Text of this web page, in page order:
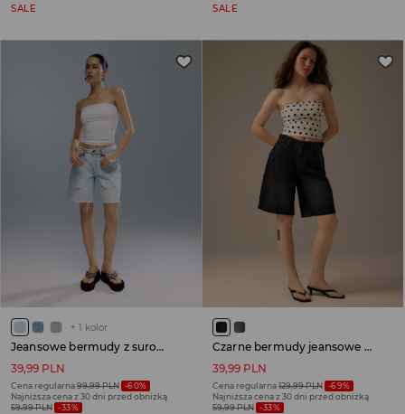
SALE SALE
+ 1 kolor
Jeansowe bermudy z surowym wykończeniem jasnoniebieskie
39,99 PLN
Cena regularna99,99 PLN -60%
Najniższa cena z 30 dni przed obniżką
59,99 PLN -33%
Czarne bermudy jeansowe z kieszenią carpenter i regulacją
39,99 PLN
Cena regularna129,99 PLN -69%
Najniższa cena z 30 dni przed obniżką
59,99 PLN -33%